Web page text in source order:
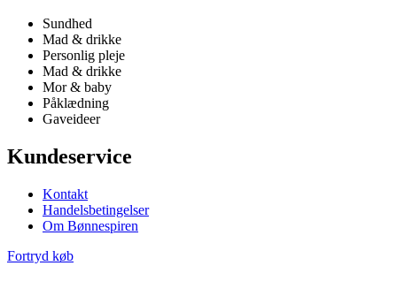
Sundhed
Mad & drikke
Personlig pleje
Mad & drikke
Mor & baby
Påklædning
Gaveideer
Kundeservice
Kontakt
Handelsbetingelser
Om Bønnespiren
Fortryd køb